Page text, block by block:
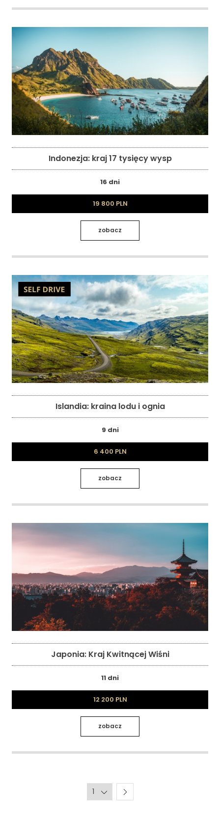
Indonezja: kraj 17 tysięcy wysp
16 dni
19 800 PLN
zobacz
Islandia: kraina lodu i ognia
9 dni
6 400 PLN
zobacz
Japonia: Kraj Kwitnącej Wiśni
11 dni
12 200 PLN
zobacz